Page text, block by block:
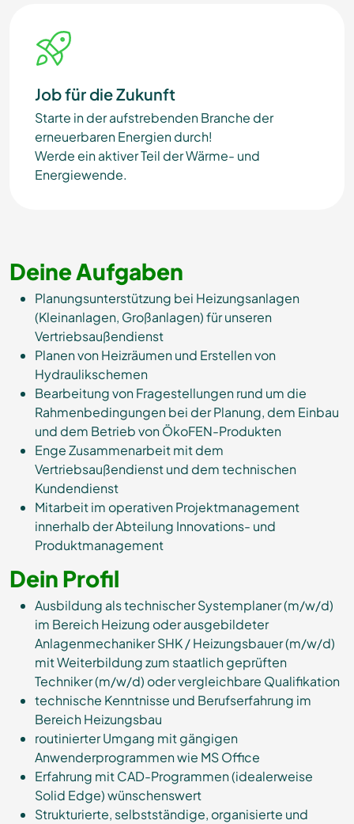
Job für die Zukunft
Starte in der aufstrebenden Branche der
erneuerbaren Energien durch!
Werde ein aktiver Teil der Wärme- und
Energiewende.
Deine Aufgaben
Planungsunterstützung bei Heizungsanlagen
(Kleinanlagen, Großanlagen) für unseren
Vertriebsaußendienst
Planen von Heizräumen und Erstellen von
Hydraulikschemen
Bearbeitung von Fragestellungen rund um die
Rahmenbedingungen bei der Planung, dem Einbau
und dem Betrieb von ÖkoFEN-Produkten
Enge Zusammenarbeit mit dem
Vertriebsaußendienst und dem technischen
Kundendienst
Mitarbeit im operativen Projektmanagement
innerhalb der Abteilung Innovations- und
Produktmanagement
Dein Profil
Ausbildung als technischer Systemplaner (m/w/d)
im Bereich Heizung oder ausgebildeter
Anlagenmechaniker SHK / Heizungsbauer (m/w/d)
mit Weiterbildung zum staatlich geprüften
Techniker (m/w/d) oder vergleichbare Qualifikation
technische Kenntnisse und Berufserfahrung im
Bereich Heizungsbau
routinierter Umgang mit gängigen
Anwenderprogrammen wie MS Office
Erfahrung mit CAD-Programmen (idealerweise
Solid Edge) wünschenswert
Strukturierte, selbstständige, organisierte und